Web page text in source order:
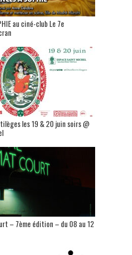
au ciné-club Le 7e
les 19 & 20 juin soirs @
– 7ème édition – du 08 au 12